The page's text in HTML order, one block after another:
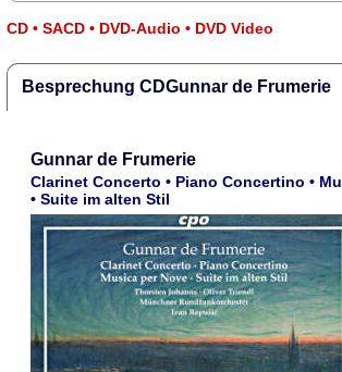
CD • SACD • DVD-Audio • DVD Video
Besprechung CDGunnar de Frumerie
Gunnar de Frumerie
Clarinet Concerto • Piano Concertino •
• Suite im alten Stil